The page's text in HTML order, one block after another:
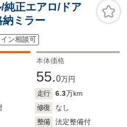
正エアロ/ドア
納ミラー
ン相談可
本体価格
55.0万円
走行 6.3万km
修復
なし
整備
法定整備付